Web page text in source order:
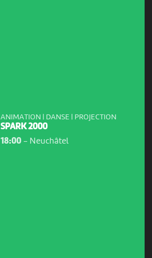
ANIMATION | DANSE | PROJECTION
SPARK 2000
18:00- Neuchâtel